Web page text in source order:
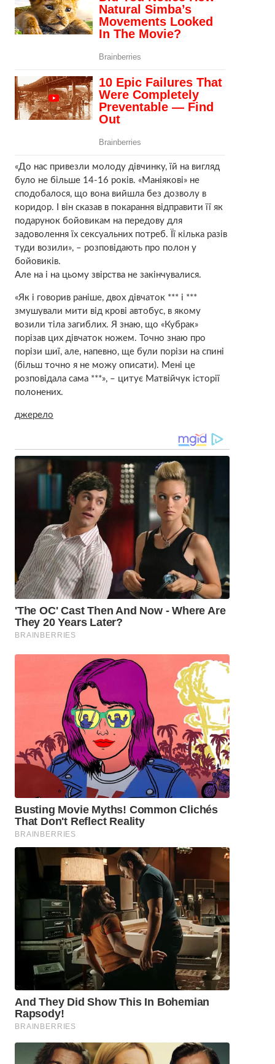
«До нас привезли молоду дівчинку, їй на вигляд
було не більше 14-16 років. «Маніякові» не
сподобалося, що вона вийшла без дозволу в
коридор. І він сказав в покарання відправити її як
подарунок бойовикам на передову для
задоволення їх сексуальних потреб. Її кілька разів
туди возили», – розповідають про полон у
бойовиків.
Але на і на цьому звірства не закінчувалися.
«Як і говорив раніше, двох дівчаток *** і ***
змушували мити від крові автобус, в якому
возили тіла загиблих. Я знаю, що «Кубрак»
порізав цих дівчаток ножем. Точно знаю про
порізи шиї, але, напевно, ще були порізи на спині
(більш точно я не можу описати). Мені це
розповідала сама ***», – цитує Матвійчук історії
полонених.
джерело